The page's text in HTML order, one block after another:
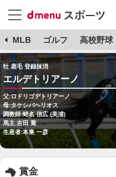
MLB ゴルフ 高校野球
牡 鹿毛 登録抹消
エルデトリアーノ
父:ロドリゴデトリアーノ
母:タケシバヘリオス
調教師:蛯名 信広 (美浦)
馬主:吉田 喬
生産者:本巣 一彦
賞金